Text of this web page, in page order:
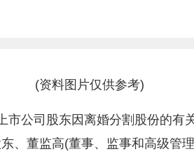
(资料图片仅供参考)
市公司股东因离婚分割股份的有
、董监高(董事、监事和高级管